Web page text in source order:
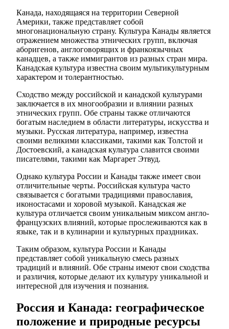
Канада, находящаяся на территории Северной
Америки, также представляет собой
многонациональную страну. Культура Канады является
отражением множества этнических групп, включая
аборигенов, англоговорящих и франкоязычных
канадцев, а также иммигрантов из разных стран мира.
Канадская культура известна своим мультикультурным
характером и толерантностью.
Сходство между российской и канадской культурами
заключается в их многообразии и влиянии разных
этнических групп. Обе страны также отличаются
богатым наследием в области литературы, искусства и
музыки. Русская литература, например, известна
своими великими классиками, такими как Толстой и
Достоевский, а канадская культура славится своими
писателями, такими как Маргарет Этвуд.
Однако культура России и Канады также имеет свои
отличительные черты. Российская культура часто
связывается с богатыми традициями православия,
иконостасами и хоровой музыкой. Канадская же
культура отличается своим уникальным миксом англо-
французских влияний, которые прослеживаются как в
языке, так и в кулинарии и культурных праздниках.
Таким образом, культура России и Канады
представляет собой уникальную смесь разных
традиций и влияний. Обе страны имеют свои сходства
и различия, которые делают их культуру уникальной и
интересной для изучения и познания.
Россия и Канада: географическое
положение и природные ресурсы